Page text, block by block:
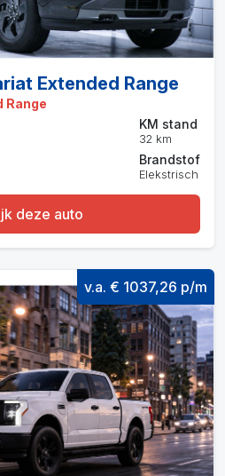
Extended Range
Range
KM stand
32 km
Brandstof
Elekstrisch
deze auto
v.a. € 1037,26 p/m